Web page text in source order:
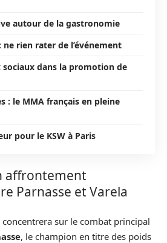
autour de la gastronomie
rien rater de l’événement
sociaux dans la promotion de
: le MMA français en pleine
pour le KSW à Paris
affrontement
Parnasse et Varela
concentrera sur le combat principal
, le champion en titre des poids